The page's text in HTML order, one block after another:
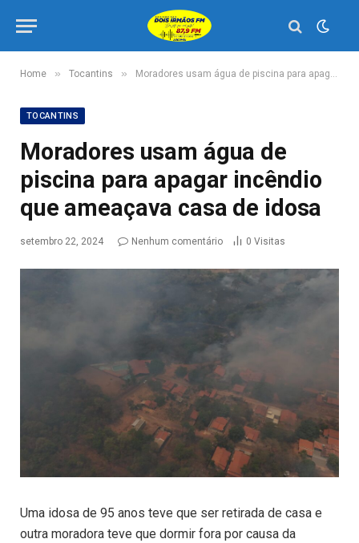
Home » Tocantins » Moradores usam água de piscina para apagar incêndio que ameaçava casa de idosa
TOCANTINS
Moradores usam água de
piscina para apagar incêndio
que ameaçava casa de idosa
setembro 22, 2024 Nenhum comentário 0 Visitas
Uma idosa de 95 anos teve que ser retirada de casa e
outra moradora teve que dormir fora por causa da